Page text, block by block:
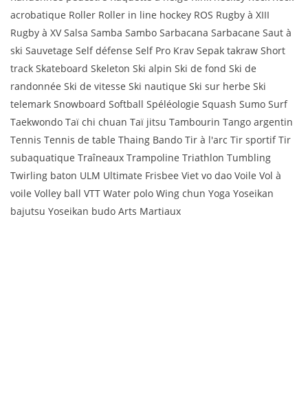
acrobatique Roller Roller in line hockey ROS Rugby à XIII
Rugby à XV Salsa Samba Sambo Sarbacana Sarbacane Saut à
ski Sauvetage Self défense Self Pro Krav Sepak takraw Short
track Skateboard Skeleton Ski alpin Ski de fond Ski de
randonnée Ski de vitesse Ski nautique Ski sur herbe Ski
telemark Snowboard Softball Spéléologie Squash Sumo Surf
Taekwondo Taï chi chuan Taï jitsu Tambourin Tango argentin
Tennis Tennis de table Thaing Bando Tir à l'arc Tir sportif Tir
subaquatique Traîneaux Trampoline Triathlon Tumbling
Twirling baton ULM Ultimate Frisbee Viet vo dao Voile Vol à
voile Volley ball VTT Water polo Wing chun Yoga Yoseikan
bajutsu Yoseikan budo Arts Martiaux